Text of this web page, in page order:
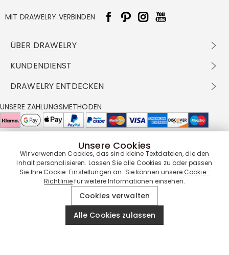
MIT DRAWELRY VERBINDEN
ÜBER DRAWELRY
Über Uns
DBG
FAQ
Cookie-Richtlinie
KUNDENDIENST
Versandbedingungen
Rückgabe & Umtausch
Pflegehinweis
DRAWELRY ENTDECKEN
Großhandelsangebot
Drawelry Prime
Bonusprogramm
UNSERE ZAHLUNGSMETHODEN
UNSERE LIEFERPARTNER
UNSERE SERVICEGARANTIE
© 2019 - 2026DrawelryWebsite All Rights Reserved.
Unsere Cookies
Wir verwenden Cookies, das sind kleine Textdateien, die den
Inhalt personalisieren. Lassen Sie alle Cookies zu oder passen
Sie Ihre Cookie-Einstellungen an. Sie können unsereCookie-
Richtliniefür weitere Informationen einsehen.
Cookies verwalten
Alle Cookies zulassen